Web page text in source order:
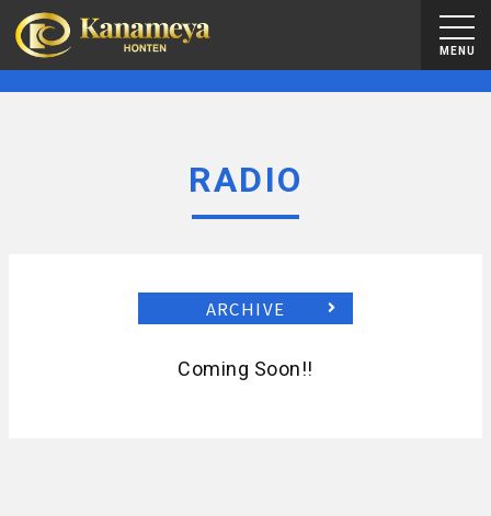
MENU
RADIO
ARCHIVE
Coming Soon!!